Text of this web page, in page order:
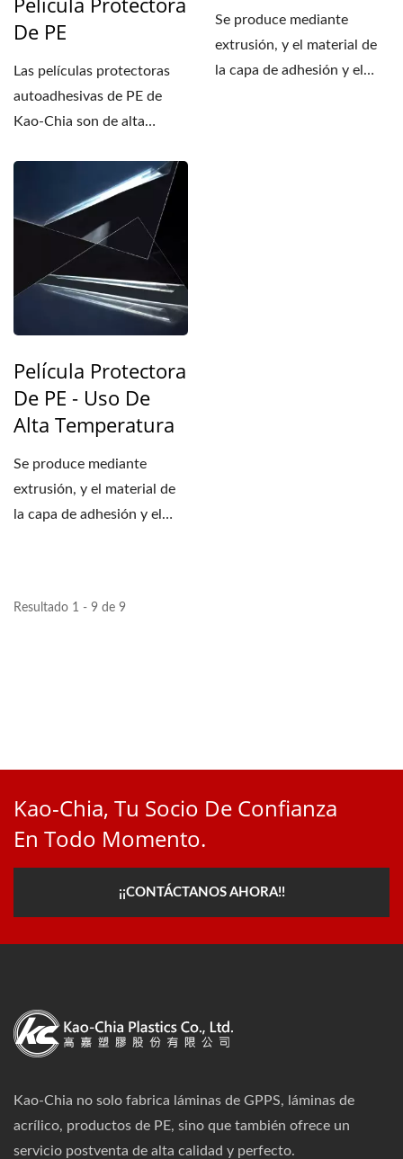
De PE
Las películas protectoras
autoadhesivas de PE de
Kao-Chia son de alta
Se produce mediante
extrusión, y el material de
la capa de adhesión y el
Película Protectora
De PE - Uso De
Alta Temperatura
Se produce mediante
extrusión, y el material de
la capa de adhesión y el
Resultado 1 - 9 de 9
Kao-Chia, Tu Socio De Confianza
En Todo Momento.
¡¡CONTÁCTANOS AHORA!!
Kao-Chia no solo fabrica láminas de GPPS, láminas de
acrílico, productos de PE, sino que también ofrece un
servicio postventa de alta calidad y perfecto.